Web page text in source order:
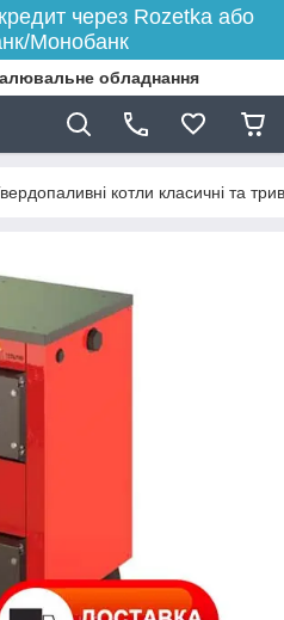
через Rozetka або
Монобанк
обладнання
котли класичні та